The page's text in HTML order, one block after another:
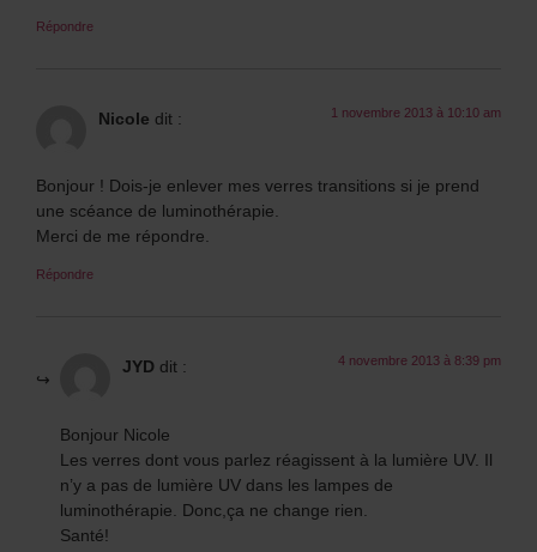
Répondre
Nicole dit : 1 novembre 2013 à 10:10 am
Bonjour ! Dois-je enlever mes verres transitions si je prend
une scéance de luminothérapie.
Merci de me répondre.
Répondre
JYD dit : 4 novembre 2013 à 8:39 pm
Bonjour Nicole
Les verres dont vous parlez réagissent à la lumière UV. Il
n’y a pas de lumière UV dans les lampes de
luminothérapie. Donc,ça ne change rien.
Santé!